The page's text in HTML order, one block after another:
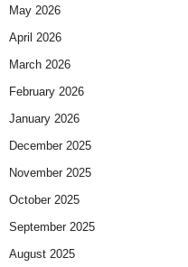
May 2026
April 2026
March 2026
February 2026
January 2026
December 2025
November 2025
October 2025
September 2025
August 2025